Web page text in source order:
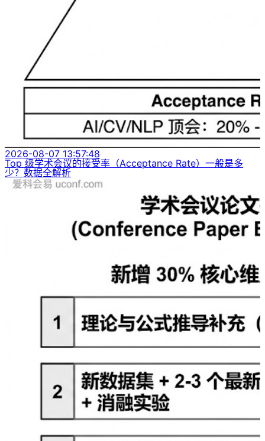
2026-08-07 13:57:48
Top 级学术会议的接受率（Acceptance Rate）一般是多
少？数据全解析